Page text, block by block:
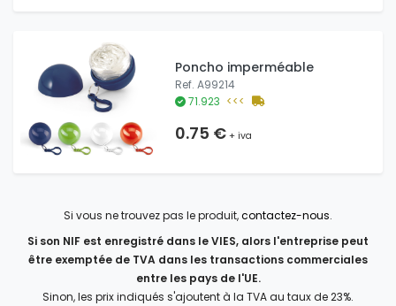
Poncho imperméable
Ref. A99214
71.923 <<<
0.75 €+ iva
Si vous ne trouvez pas le produit,contactez-nous.
Si son NIF est enregistré dans le VIES, alors l'entreprise peut
être exemptée de TVA dans les transactions commerciales
entre les pays de l'UE.
Sinon, les prix indiqués s'ajoutent à la TVA au taux de 23%.